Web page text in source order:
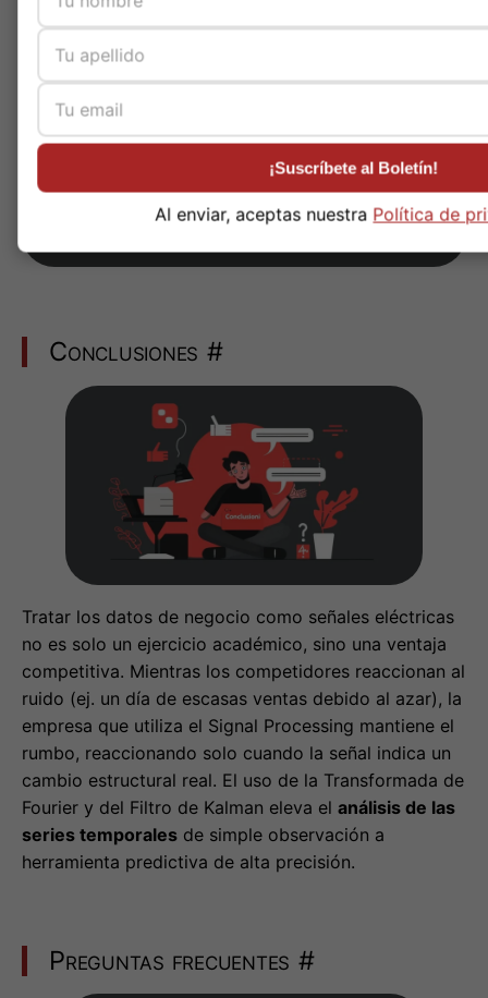
eliminando el retraso en la toma de
decisiones causado por las
clásicas medias móviles.
Tratar los datos de negocio como señales eléctricas
no es solo un ejercicio académico, sino una ventaja
competitiva. Mientras los competidores reaccionan al
ruido (ej. un día de escasas ventas debido al azar), la
empresa que utiliza el Signal Processing mantiene el
rumbo, reaccionando solo cuando la señal indica un
cambio estructural real. El uso de la Transformada de
Fourier y del Filtro de Kalman eleva elanálisis de las
series temporalesde simple observación a
herramienta predictiva de alta precisión.
Preguntas frecuentes #